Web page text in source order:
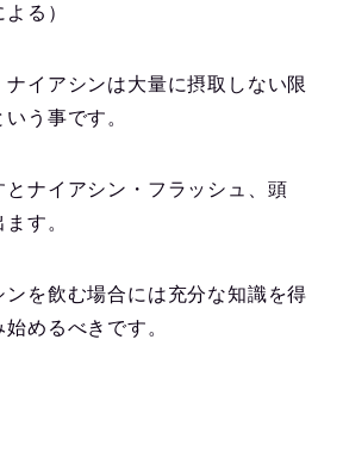
る）
イアシンは大量に摂取しない限
う事です。
とナイアシン・フラッシュ、頭
す。
ンを飲む場合には充分な知識を得
めるべきです。